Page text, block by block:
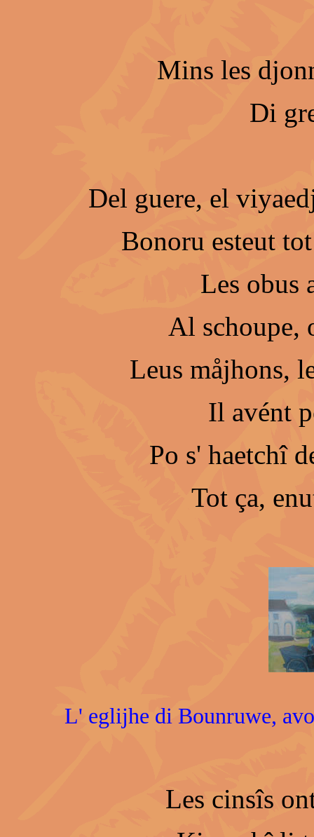
Mins les
Di
Del guere, el
Bonoru esteut
Les obus
Al schoupe,
Leus måjhons,
Il avént
Po s' haetchî
Tot ça,
L' eglijhe di Bounruwe,
Les cinsîs